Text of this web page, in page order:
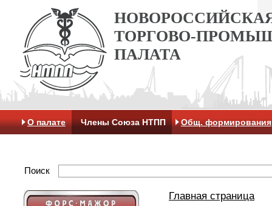
ТОРГОВО-
ПАЛАТА
О палате Члены Союза НТПП Общ. формирования
Поиск
Главная страница